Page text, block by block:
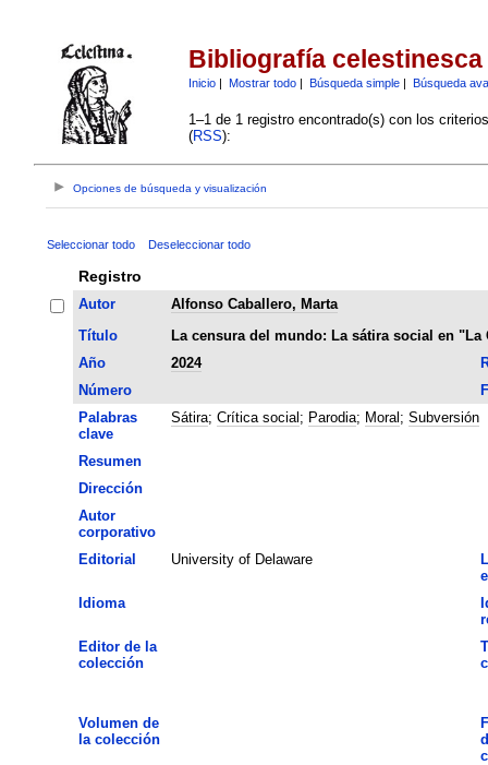
Bibliografía celestinesca
Inicio| Mostrar todo| Búsqueda simple| Búsqueda
1–1 de 1 registro encontrado(s) con los
(RSS):
Opciones de búsqueda y visualización
Seleccionar todo Deseleccionar todo
Registro
Autor
Alfonso Caballero, Marta
Título
La censura del mundo: La sátira social en "La
Año
2024
Número
Palabras
clave
Sátira; Crítica social ; Parodia; Moral ; Subversión
Resumen
Dirección
Autor
corporativo
Editorial
University of Delaware
Idioma
Editor de la
colección
Volumen de
la colección